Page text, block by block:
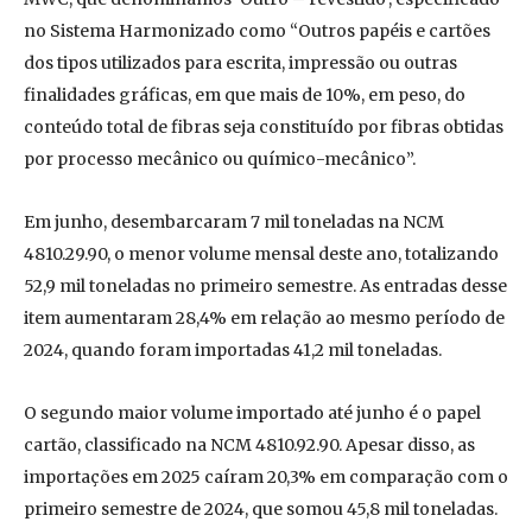
no Sistema Harmonizado como “Outros papéis e cartões
dos tipos utilizados para escrita, impressão ou outras
finalidades gráficas, em que mais de 10%, em peso, do
conteúdo total de fibras seja constituído por fibras obtidas
por processo mecânico ou químico-mecânico”.
Em junho, desembarcaram 7 mil toneladas na NCM
4810.29.90, o menor volume mensal deste ano, totalizando
52,9 mil toneladas no primeiro semestre. As entradas desse
item aumentaram 28,4% em relação ao mesmo período de
2024, quando foram importadas 41,2 mil toneladas.
O segundo maior volume importado até junho é o papel
cartão, classificado na NCM 4810.92.90. Apesar disso, as
importações em 2025 caíram 20,3% em comparação com o
primeiro semestre de 2024, que somou 45,8 mil toneladas.